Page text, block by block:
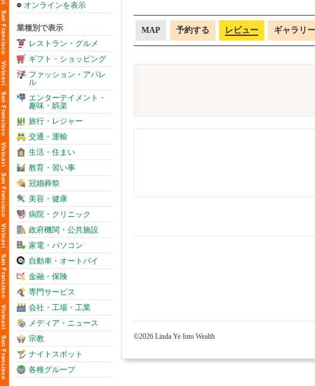
オンラインを表示
業種別で表示
レストラン・グルメ
ギフト・ショッピング
ファッション・アパレ
ル
エンターテイメント・
趣味・娯楽
旅行・レジャー
交通・運輸
生活・住まい
教育・習い事
冠婚葬祭
美容・健康
病院・クリニック
政府機関・公共施設
家電・パソコン
自動車・オートバイ
金融・保険
専門サービス
会社・工場・工業
メディア・ニュース
宗教
ナイトスポット
各種グループ
MAP 予約する レビュー ギャラリー
©2026 Linda Ye Into Wealth